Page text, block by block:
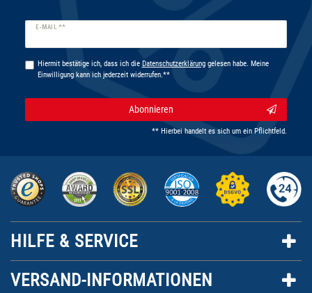
E-MAIL **
Newsletter
Hiermit bestätige ich, dass ich die Daten­schutz­erklärunggelesen habe. Meine
Einwilligung kann ich jederzeit widerrufen.**
Abonnieren
** Hierbei handelt es sich um ein Pflichtfeld.
HILFE & SERVICE
VERSAND-INFORMATIONEN